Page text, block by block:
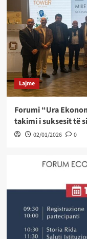
Lajme
Forumi “Ura
takimi i suksesit të
02/01/2026 0